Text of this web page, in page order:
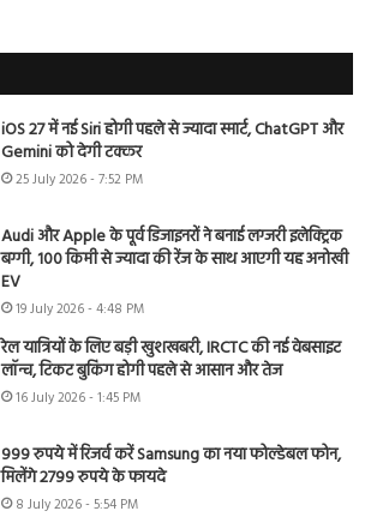
iOS 27 में नई Siri होगी पहले से ज्यादा स्मार्ट, ChatGPT और
Gemini को देगी टक्कर
25 July 2026 - 7:52 PM
Audi और Apple के पूर्व डिजाइनरों ने बनाई लग्जरी इलेक्ट्रिक
बग्गी, 100 किमी से ज्यादा की रेंज के साथ आएगी यह अनोखी
EV
19 July 2026 - 4:48 PM
रेल यात्रियों के लिए बड़ी खुशखबरी, IRCTC की नई वेबसाइट
लॉन्च, टिकट बुकिंग होगी पहले से आसान और तेज
16 July 2026 - 1:45 PM
999 रुपये में रिजर्व करें Samsung का नया फोल्डेबल फोन,
मिलेंगे 2799 रुपये के फायदे
8 July 2026 - 5:54 PM